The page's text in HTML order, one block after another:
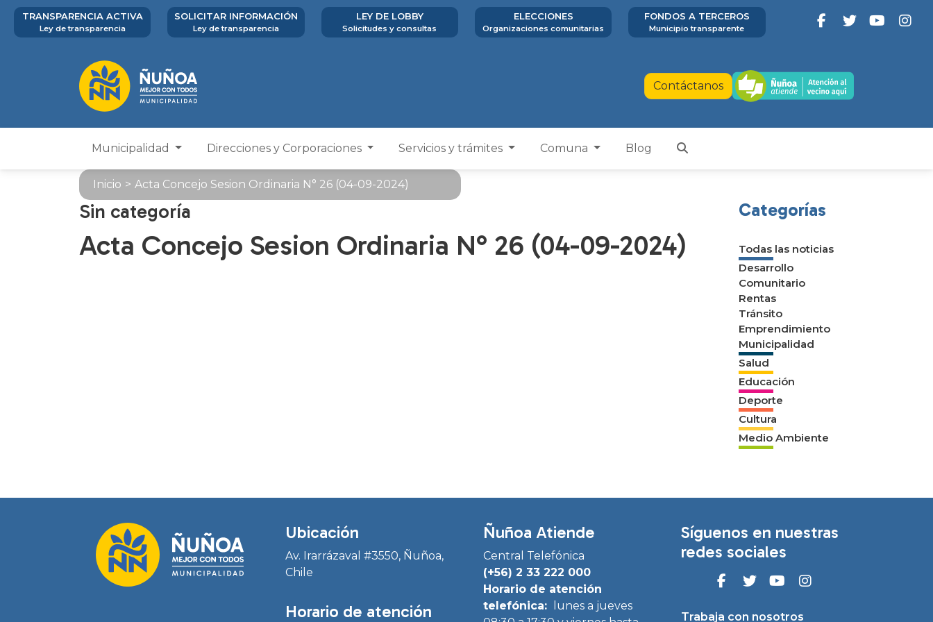
TRANSPARENCIA ACTIVA
Ley de transparencia
SOLICITAR INFORMACIÓN
Ley de transparencia
LEY DE LOBBY
Solicitudes y consultas
ELECCIONES
Organizaciones comunitarias
FONDOS A TERCEROS
Municipio transparente
Contáctanos
Municipalidad Direcciones y Corporaciones Servicios y trámites Comuna Blog
Inicio > Acta Concejo Sesion Ordinaria N° 26 (04-09-2024)
Sin categoría
Acta Concejo Sesion Ordinaria N° 26 (04-09-2024)
Categorías
Todas las noticias
Desarrollo
Comunitario
Rentas
Tránsito
Emprendimiento
Municipalidad
Salud
Educación
Deporte
Cultura
Medio Ambiente
Ubicación
Av. Irarrázaval #3550, Ñuñoa,
Chile
Horario de atención
Ñuñoa Atiende
Central Telefónica
(+56) 2 33 222 000
Horario de atención
telefónica:
lunes a jueves
Síguenos en nuestras
redes sociales
Trabaja con nosotros